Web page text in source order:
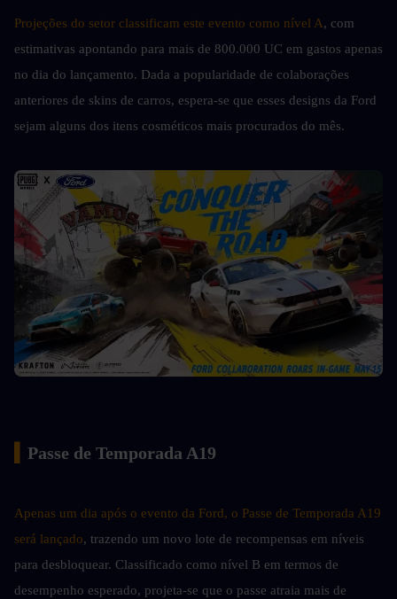
Projeções do setor classificam este evento como nível A, com
estimativas apontando para mais de 800.000 UC em gastos apenas
no dia do lançamento. Dada a popularidade de colaborações
anteriores de skins de carros, espera-se que esses designs da Ford
sejam alguns dos itens cosméticos mais procurados do mês.
Passe de Temporada A19
Apenas um dia após o evento da Ford, o Passe de Temporada A19
será lançado, trazendo um novo lote de recompensas em níveis
para desbloquear. Classificado como nível B em termos de
desempenho esperado, projeta-se que o passe atraia mais de